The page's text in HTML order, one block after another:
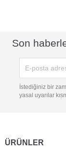
Son
İstediğiniz bir
yasal uyarılar
ÜRÜNLER